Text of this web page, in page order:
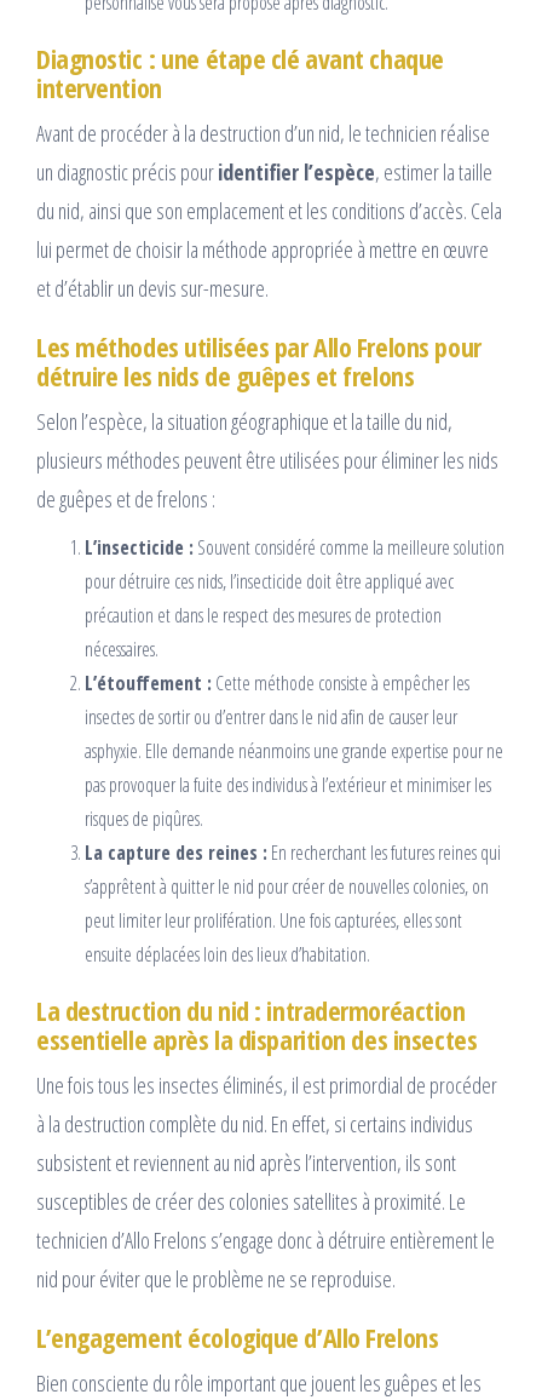
Diagnostic : une étape clé avant chaque
intervention
Avant de procéder à la destruction d’un nid, le technicien réalise
un diagnostic précis pouridentifier l’espèce, estimer la taille
du nid, ainsi que son emplacement et les conditions d’accès. Cela
lui permet de choisir la méthode appropriée à mettre en œuvre
et d’établir un devis sur-mesure.
Les méthodes utilisées par Allo Frelons pour
détruire les nids de guêpes et frelons
Selon l’espèce, la situation géographique et la taille du nid,
plusieurs méthodes peuvent être utilisées pour éliminer les nids
de guêpes et de frelons :
L’insecticide : Souvent considéré comme la meilleure solution
pour détruire ces nids, l’insecticide doit être appliqué avec
précaution et dans le respect des mesures de protection
nécessaires.
L’étouffement : Cette méthode consiste à empêcher les
insectes de sortir ou d’entrer dans le nid afin de causer leur
asphyxie. Elle demande néanmoins une grande expertise pour ne
pas provoquer la fuite des individus à l’extérieur et minimiser les
risques de piqûres.
La capture des reines : En recherchant les futures reines qui
s’apprêtent à quitter le nid pour créer de nouvelles colonies, on
peut limiter leur prolifération. Une fois capturées, elles sont
ensuite déplacées loin des lieux d’habitation.
La destruction du nid : intradermoréaction
essentielle après la disparition des insectes
Une fois tous les insectes éliminés, il est primordial de procéder
à la destruction complète du nid. En effet, si certains individus
subsistent et reviennent au nid après l’intervention, ils sont
susceptibles de créer des colonies satellites à proximité. Le
technicien d’Allo Frelons s’engage donc à détruire entièrement le
nid pour éviter que le problème ne se reproduise.
L’engagement écologique d’Allo Frelons
Bien consciente du rôle important que jouent les guêpes et les